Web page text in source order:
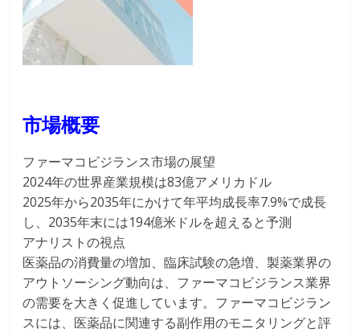
市場概要
ファーマコビジランス市場の展望
2024年の世界産業規模は83億アメリカドル
2025年から2035年にかけて年平均成長率7.9%で成長
し、2035年末には194億米ドルを超えると予測
アナリストの視点
医薬品の消費量の増加、臨床試験の急増、製薬業界の
アウトソーシング動向は、ファーマコビジランス業界
の需要を大きく促進しています。ファーマコビジラン
スには、医薬品に関連する副作用のモニタリングと評